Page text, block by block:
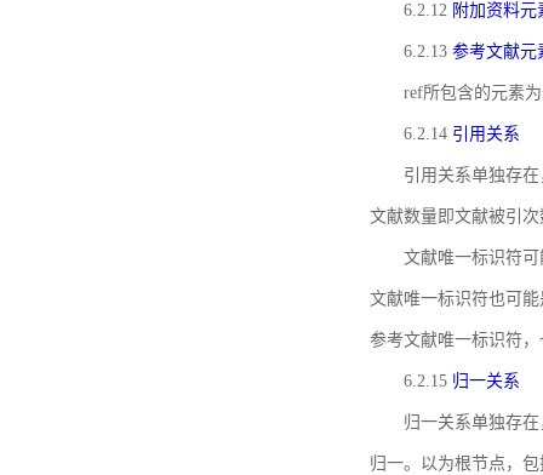
6.2.12 附加资料元
6.2.13 参考文献元
ref所包含的元素
6.2.14 引用关系
引用关系单独存
文献数量即文献被引
文献唯一标识符
文献唯一标识符也可
参考文献唯一标识符
6.2.15 归一关系
归一关系单独存
归一。以为根节点，